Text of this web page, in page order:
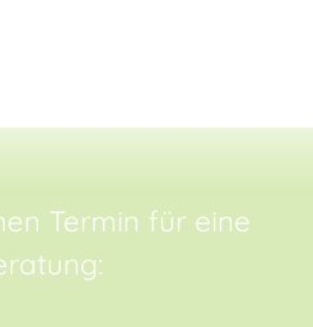
Termin für eine